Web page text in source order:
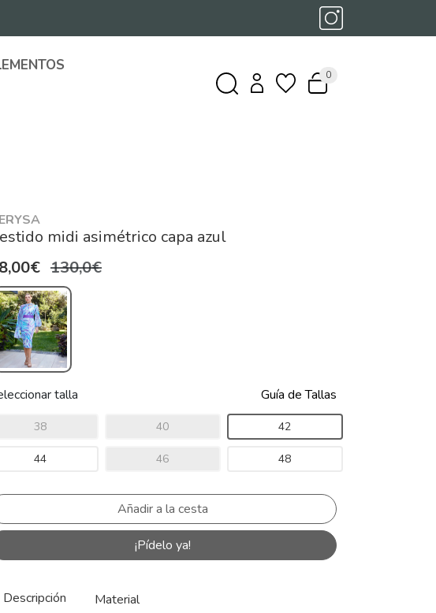
0
midi asimétrico capa azul
130,0€
talla Guía de Tallas
38 40 42
44 46 48
¡Pídelo ya!
Descripción Material